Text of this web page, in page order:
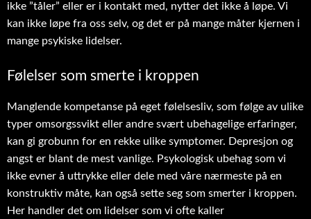
ikke ”tåler” eller er i kontakt med, nytter det ikke å løpe. Vi
kan ikke løpe fra oss selv, og det er på mange måter kjernen i
mange psykiske lidelser.
Følelser som smerte i kroppen
Manglende kompetanse på eget følelsesliv, som følge av ulike
typer omsorgssvikt eller andre svært ubehagelige erfaringer,
kan gi grobunn for en rekke ulike symptomer. Depresjon og
angst er blant de mest vanlige. Psykologisk ubehag som vi
ikke evner å uttrykke eller dele med våre nærmeste på en
konstruktiv måte, kan også sette seg som smerter i kroppen.
Her handler det om lidelser som vi ofte kaller